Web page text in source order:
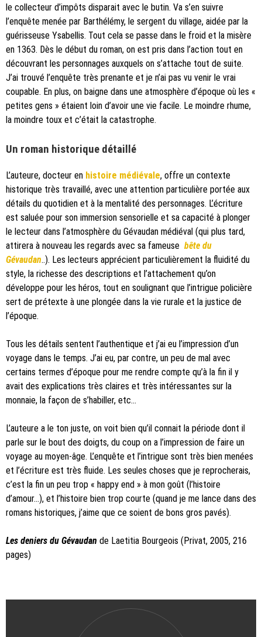
le collecteur d’impôts disparait avec le butin. Va s’en suivre
l’enquête menée par Barthélémy, le sergent du village, aidée par la
guérisseuse Ysabellis. Tout cela se passe dans le froid et la misère
en 1363. Dès le début du roman, on est pris dans l’action tout en
découvrant les personnages auxquels on s’attache tout de suite.
J’ai trouvé l’enquête très prenante et je n’ai pas vu venir le vrai
coupable. En plus, on baigne dans une atmosphère d’époque où les «
petites gens » étaient loin d’avoir une vie facile. Le moindre rhume,
la moindre toux et c’était la catastrophe.
Un roman historique détaillé
L’auteure, docteur en histoire médiévale, offre un contexte
historique très travaillé, avec une attention particulière portée aux
détails du quotidien et à la mentalité des personnages. L’écriture
est saluée pour son immersion sensorielle et sa capacité à plonger
le lecteur dans l’atmosphère du Gévaudan médiéval (qui plus tard,
attirera à nouveau les regards avec sa fameuse bête du
Gévaudan..). Les lecteurs apprécient particulièrement la fluidité du
style, la richesse des descriptions et l’attachement qu’on
développe pour les héros, tout en soulignant que l’intrigue policière
sert de prétexte à une plongée dans la vie rurale et la justice de
l’époque.
Tous les détails sentent l’authentique et j’ai eu l’impression d’un
voyage dans le temps. J’ai eu, par contre, un peu de mal avec
certains termes d’époque pour me rendre compte qu’à la fin il y
avait des explications très claires et très intéressantes sur la
monnaie, la façon de s’habiller, etc…
L’auteure a le ton juste, on voit bien qu’il connait la période dont il
parle sur le bout des doigts, du coup on a l’impression de faire un
voyage au moyen-âge. L’enquête et l’intrigue sont très bien menées
et l’écriture est très fluide. Les seules choses que je reprocherais,
c’est la fin un peu trop « happy end » à mon goût (l’histoire
d’amour…), et l’histoire bien trop courte (quand je me lance dans des
romans historiques, j’aime que ce soient de bons gros pavés).
Les deniers du Gévaudan de Laetitia Bourgeois (Privat, 2005, 216
pages)